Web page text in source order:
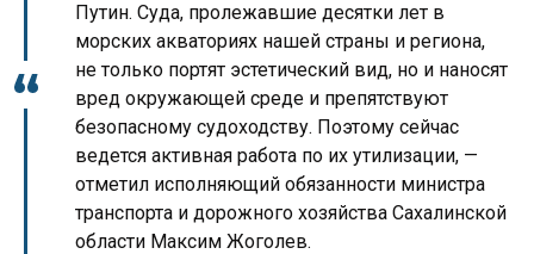
Путин. Суда, пролежавшие десятки лет в
морских акваториях нашей страны и региона,
не только портят эстетический вид, но и наносят
вред окружающей среде и препятствуют
безопасному судоходству. Поэтому сейчас
ведется активная работа по их утилизации, —
отметил исполняющий обязанности министра
транспорта и дорожного хозяйства Сахалинской
области Максим Жоголев.